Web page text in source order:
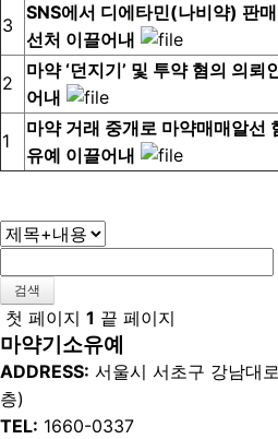
3
SNS에서 디에타민(나비약) 판
선처 이끌어내
2
마약 ‘던지기’ 및 투약 혐의 의
어내
1
마약 거래 중개로 마약매매알선
유예 이끌어내
검색
첫 페이지 1 끝 페이지
마약기소유예
ADDRESS: 서울시 서초구 강남대
층)
TEL: 1660-0337